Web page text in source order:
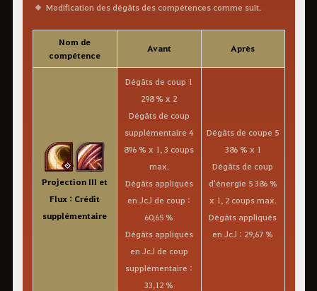
Modification des dégâts des compétences comme suit.
Nom de
compétence
Avant Après
Projection III et
Flux : Crédit
supplémentaire
Dégâts de coup 1
298 % x 2
Dégâts de coup
supplémentaire 4
896 % x 1, 3 coups
max.
Dégâts appliqués
en JcJ de coup :
60,65 %
Dégâts appliqués
en JcJ de coup
supplémentaire :
33,12 %
Dégâts de coupe 5
386 % x 1
Dégâts de coup
d'énergie 5 386 %
x 1, 2 coups max.
Dégâts appliqués
en JcJ : 29,67 %